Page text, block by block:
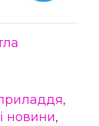
,
новини,